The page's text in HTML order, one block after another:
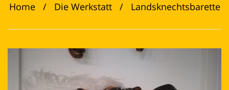
Home / Die Werkstatt / Landsknechtsbarette